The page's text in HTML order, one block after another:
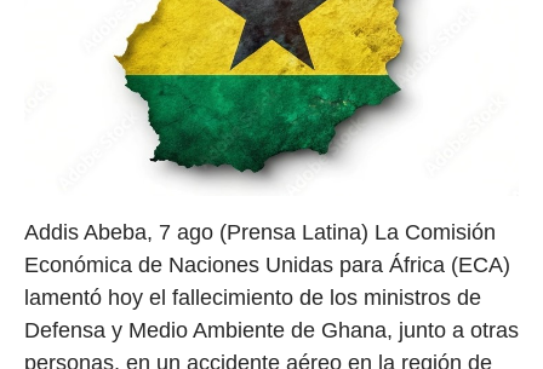
Addis Abeba, 7 ago (Prensa Latina) La Comisión
Económica de Naciones Unidas para África (ECA)
lamentó hoy el fallecimiento de los ministros de
Defensa y Medio Ambiente de Ghana, junto a otras
personas, en un accidente aéreo en la región de